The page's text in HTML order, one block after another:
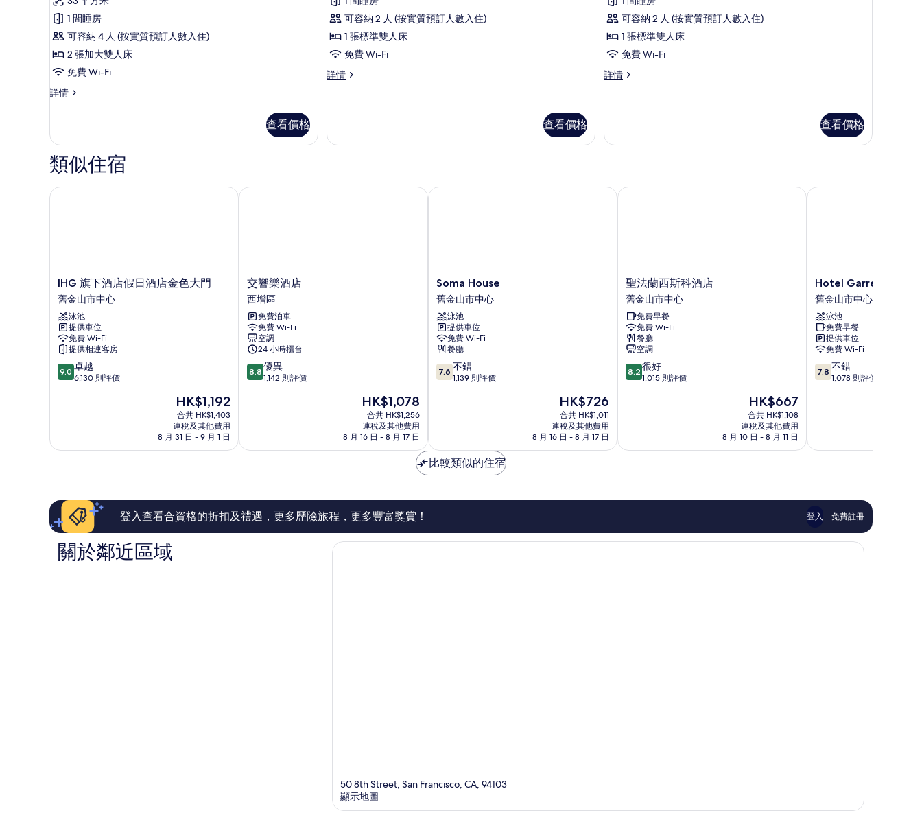
吸
煙
房,
城
市
景
的
相
片
非
吸
煙
城
市
(High
相
片
吸
煙
房
(High
Floor)
煙
房
(High
Floor)
詳
行
政
客
房,
2
張
大
雙
人
床,
城
市
景
(High
Floor)
的
相
1 間睡房
可容納 4 人 (按實質預訂人數入住)
2 張加大雙人床
免費 Wi-Fi
詳情
行
2
張
加
大
雙
景
(High
Floor)
詳
查看價格
DBL
Bed,
Mobility/Hearing
Impaired
w/
Non
可容納 2 人 (按實質預訂人數入住)
1 張標準雙人床
免費 Wi-Fi
詳情
1
Access
Room,
Grab
查看價格
DBL
Bed,
Mobility
and
Room,
Shower,
可容納 2 人 (按實質預訂人數入住)
1 張標準雙人床
免費 Wi-Fi
詳情
1
Hearing
Impaired
Roll-
查看價格
類似住宿
IHG
旗
下
酒
店
假
日
酒
店
金
心
IHG 旗下酒店假日酒店金色大門
舊金山市中心
泳池
提供車位
免費 Wi-Fi
提供相連客房
9.0
分
卓
評
篇
價
9.0 卓越
6,130 則評價
現
售
HK$1,192
HK$1,192
合共 HK$1,403
連稅及其他費用
8 月 31 日 - 9 月 1 日
IHG 旗下酒店假日酒店金色大門
交
響
樂
酒
店
西
增
區
交響樂酒店
西增區
免費泊車
免費 Wi-Fi
空調
24 小時櫃台
8.8
分
優
評
價
8.8 優異
1,142 則評價
現
售
HK$1,078
HK$1,078
合共 HK$1,256
連稅及其他費用
8 月 16 日 - 8 月 17 日
交響樂酒店
Soma
House
舊
金
山
市
中
心
Soma House
舊金山市中心
泳池
提供車位
免費 Wi-Fi
餐廳
7.6
分
不
錯，
1,139
評
評
7.6 不錯
1,139 則評價
現
售
HK$726
HK$726
合共 HK$1,011
連稅及其他費用
8 月 16 日 - 8 月 17 日
Soma House
聖
法
蘭
西
斯
科
酒
店
舊
聖法蘭西斯科酒店
舊金山市中心
免費早餐
免費 Wi-Fi
餐廳
空調
8.2
分
很
評
評
8.2 很好
1,015 則評價
現
售
HK$667
HK$667
合共 HK$1,108
連稅及其他費用
8 月 10 日 - 8 月 11 日
聖法蘭西斯科酒店
Hotel
Garrett
舊
金
山
市
中
心
Hotel Garrett
舊金山市中心
泳池
免費早餐
提供車位
免費 Wi-Fi
7.8
分
不
評
價
評
7.8 不錯
1,078 則評價
Hotel Garrett
比較類似的住宿
登入查看合資格的折扣及禮遇，更多歷險旅程，更多豐富獎賞！ 登入 免費註冊
關於鄰近區域
50 8th Street, San Francisco, CA, 94103
顯示地圖